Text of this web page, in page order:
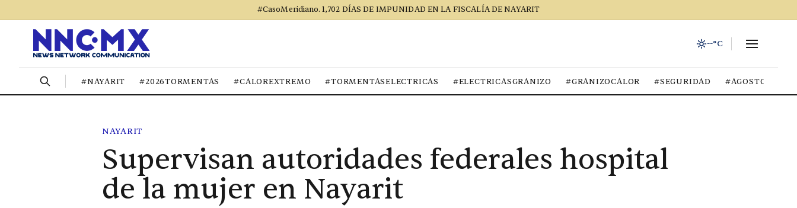
#CasoMeridiano. 1,702 DÍAS DE IMPUNIDAD EN LA FISCALÍA DE NAYARIT
--°C
#NAYARIT #2026TORMENTAS #CALOREXTREMO #TORMENTASELECTRICAS #ELECTRICASGRANIZO #GRANIZOCALOR #SEGURIDAD #AGOSTO2026
NAYARIT
Supervisan autoridades federales hospital
de la mujer en Nayarit